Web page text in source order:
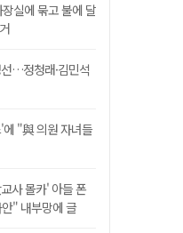
실에 묶고 불에 달
…정청래·김민석
에 "與 의원 자녀들
사 몰카' 아들 폰
" 내부망에 글